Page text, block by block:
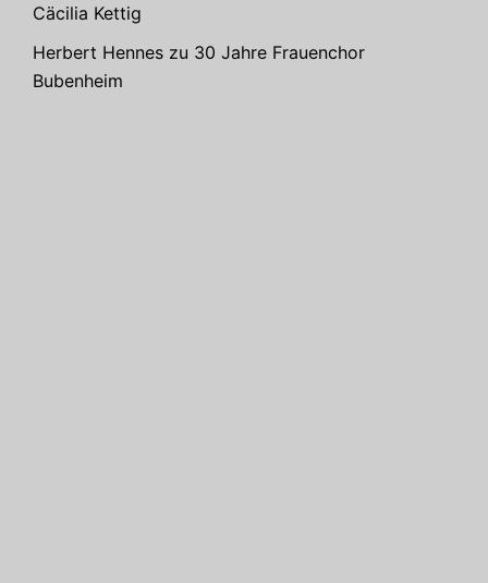
Cäcilia Kettig
Herbert Hennes zu 30 Jahre Frauenchor
Bubenheim